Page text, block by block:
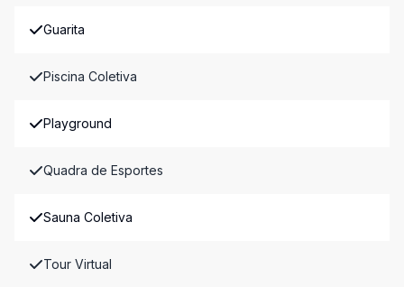
Guarita
Piscina Coletiva
Playground
Quadra de Esportes
Sauna Coletiva
Tour Virtual